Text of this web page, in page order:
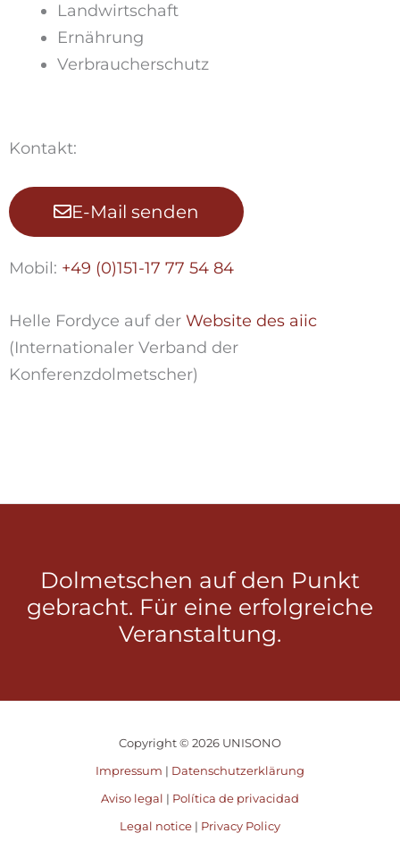
Landwirtschaft
Ernährung
Verbraucherschutz
Kontakt:
E-Mail senden
Mobil: +49 (0)151-17 77 54 84
Helle Fordyce auf der Website des aiic
(Internationaler Verband der
Konferenzdolmetscher)
Dolmetschen auf den Punkt
gebracht. Für eine erfolgreiche
Veranstaltung.
Copyright © 2026 UNISONO
Impressum | Datenschutzerklärung
Aviso legal | Política de privacidad
Legal notice | Privacy Policy